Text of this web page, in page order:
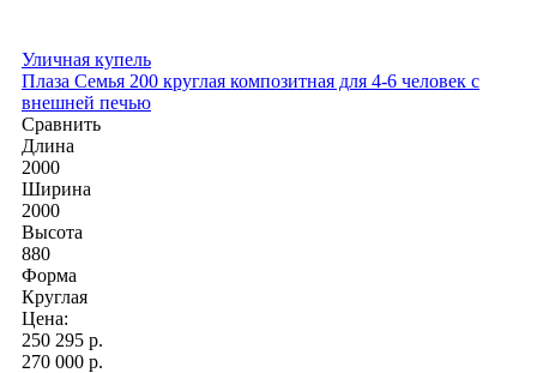
Уличная купель
Плаза Семья 200 круглая композитная для 4-6 человек с
внешней печью
Сравнить
Длина
2000
Ширина
2000
Высота
880
Форма
Круглая
Цена:
250 295 р.
270 000 р.